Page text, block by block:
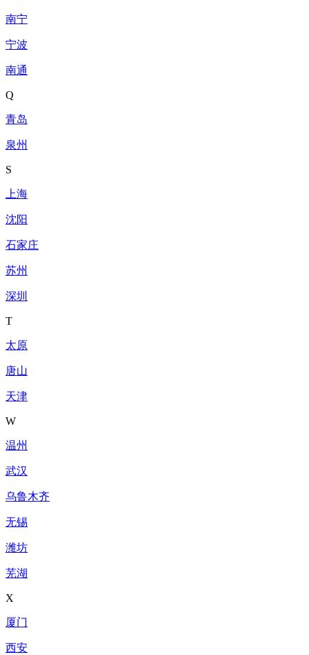
南宁
宁波
南通
Q
青岛
泉州
S
上海
沈阳
石家庄
苏州
深圳
T
太原
唐山
天津
W
温州
武汉
乌鲁木齐
无锡
潍坊
芜湖
X
厦门
西安